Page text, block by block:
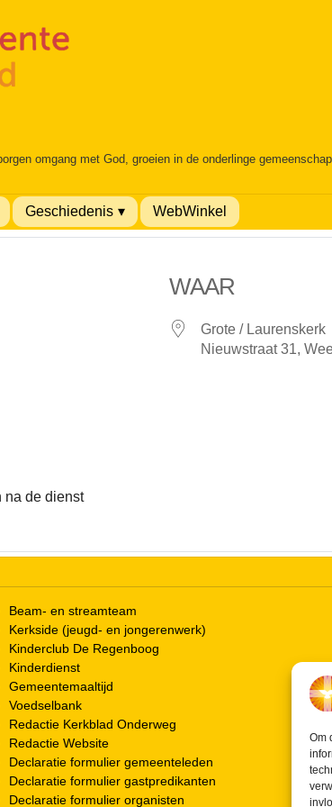
Om
omgang met God, groeien in de onderlinge
Geschiedenis WebWinkel
WAAR
Grote / Laurenskerk
Nieuwstraat 31,
na de dienst
Beam- en streamteam
Kerkside (jeugd- en jongerenwerk)
Kinderclub De Regenboog
Kinderdienst
Gemeentemaaltijd
Voedselbank
Redactie Kerkblad Onderweg
Redactie Website
Declaratie formulier gemeenteleden
Declaratie formulier gastpredikanten
Declaratie formulier organisten